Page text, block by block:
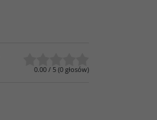
0.00 / 5 (0 głosów)